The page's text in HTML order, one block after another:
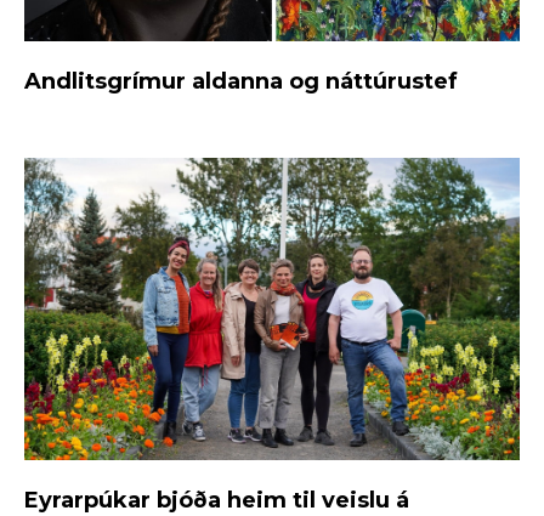
Andlitsgrímur aldanna og náttúrustef
Eyrarpúkar bjóða heim til veislu á